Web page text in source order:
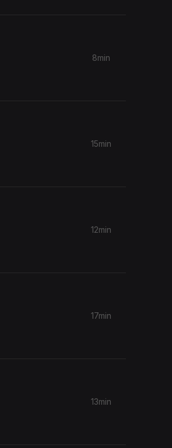
8min
15min
12min
17min
13min